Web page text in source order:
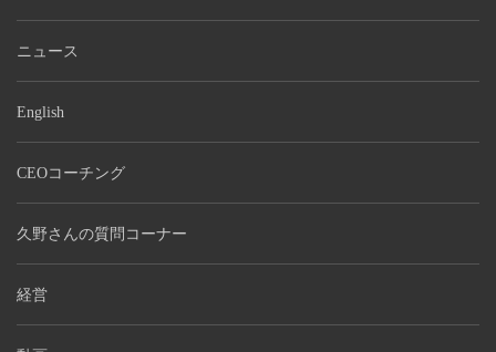
ニュース
English
CEOコーチング
久野さんの質問コーナー
経営